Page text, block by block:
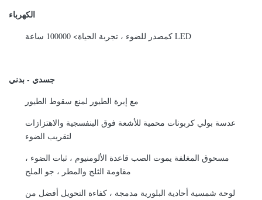
الكهرباء
LED كمصدر للضوء ، تجربة الحياة> 100000 ساعة
جسدي - بدني
مع إبرة الطيور لمنع سقوط الطيور
عدسة بولي كربونات محمية للأشعة فوق البنفسجية والاهتزازات
لتقريب الضوء
مسحوق المغلفة يموت الصب قاعدة الألومنيوم ، ثبات الضوء ،
مقاومة الثلج والمطر ، جو الملح
لوحة شمسية أحادية البلورية مدمجة ، كفاءة التحويل أفضل من